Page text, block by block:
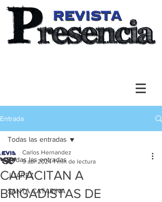
Entrada
Todas las entradas
JUAREZ
SANTA CATARINA
Todas las entradas
CAPACITAN A
BRIGADISTAS DE
Carlos Hernandez
9 abr 2024 1 min de lectura